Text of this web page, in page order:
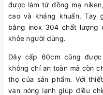
được làm từ đồng mạ
cao và kháng khuẩn. Tay
bằng inox 304 chất lượng
khỏe người dùng.
Dây cấp 60cm cũng
không chỉ an toàn mà còn
thọ của sản phẩm. Với
van nóng lạnh giúp điều